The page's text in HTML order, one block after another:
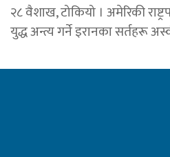
२८ वैशाख, टोकियो । अमेरिकी
युद्ध अन्त्य गर्ने इरानका सर्तहरू